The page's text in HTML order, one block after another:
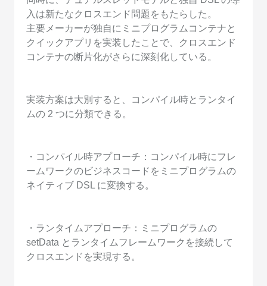
入は新たなクロスエンド問題をもたらした。
主要メーカーが独自にミニプログラムコンテナと
クイックアプリを実装したことで、クロスエンド
コンテナの断片化がさらに深刻化している。
実装方案は大別すると、コンパイル時とランタイ
ムの 2 つに分類できる。
・コンパイル時アプローチ：コンパイル時にフレ
ームワークのビジネスコードをミニプログラムの
ネイティブ DSL に変換する。
・ランタイムアプローチ：ミニプログラムの
setData とランタイムフレームワークを接続して
クロスエンドを実現する。